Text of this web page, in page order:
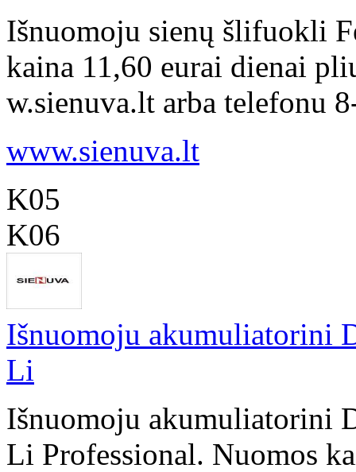
Išnuomoju sienų šlifuokli
kaina 11,60 eurai dienai
w.sienuva.lt arba telefonu
www.sienuva.lt
K05
K06
Išnuomoju akumuliatorini
Li
Išnuomoju akumuliatorini
Li Professional. Nuomos